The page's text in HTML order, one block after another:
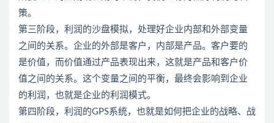
策。
第三阶段，利润的沙盘模拟，处理好企业内部和外部变量
之间的关系。企业的外部是客户，内部是产品。客户要的
是价值，而价值通过产品表现出来，这就是产品和客户价
值之间的关系。这个变量之间的平衡，最终会影响到企业
的利润，也就是企业的利润模式。
第四阶段，利润的GPS系统，也就是如何把企业的战略、战